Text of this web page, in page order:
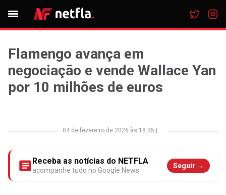
Flamengo avança em
negociação e vende Wallace Yan
por 10 milhões de euros
04 de fevereiro de 2026 às 18:35 ...
Receba as notícias do NETFLA
acompanhe tudo no Google News
Seguir →